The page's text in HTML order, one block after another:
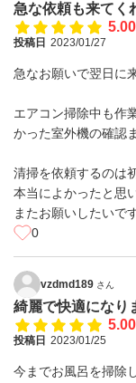
急な依頼も来てく
5.00
投稿日 2023/01/27
急なお願いで翌日に
エアコン掃除中も作
かった室外機の確認
清掃を依頼するのは
本当によかったと思
またお願いしたいです
0
vzdmd189 さん
綺麗で快適になり
5.00
投稿日 2023/01/25
今までお風呂を掃除